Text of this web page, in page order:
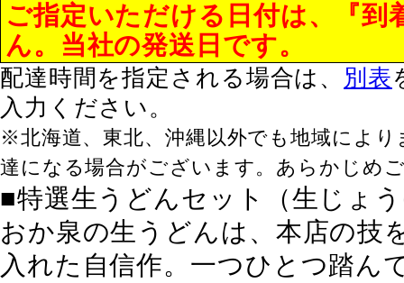
ご指定いただける日付は、『到
ん。当社の発送日です。
配達時間を指定される場合は、 別表
入力ください。
※北海道、東北、沖縄以外でも地域によ
達になる場合がございます。あらかじめ
■特選生うどんセット（生じょ
おか泉の生うどんは、本店の技
入れた自信作。一つひとつ踏ん